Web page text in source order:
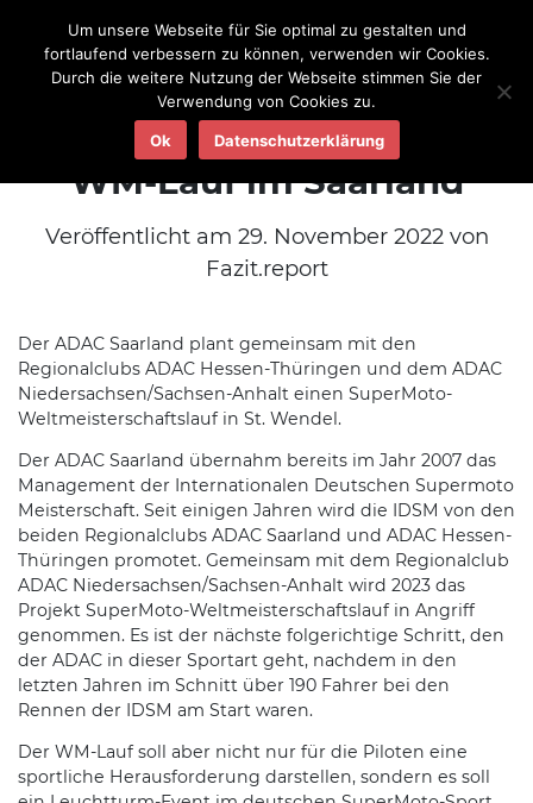
Große Pläne für SuperMoto
WM-Lauf im Saarland
Veröffentlicht am 29. November 2022 von
Fazit.report
Der ADAC Saarland plant gemeinsam mit den
Regionalclubs ADAC Hessen-Thüringen und dem ADAC
Niedersachsen/Sachsen-Anhalt einen SuperMoto-
Weltmeisterschaftslauf in St. Wendel.
Der ADAC Saarland übernahm bereits im Jahr 2007 das
Management der Internationalen Deutschen Supermoto
Meisterschaft. Seit einigen Jahren wird die IDSM von den
beiden Regionalclubs ADAC Saarland und ADAC Hessen-
Thüringen promotet. Gemeinsam mit dem Regionalclub
ADAC Niedersachsen/Sachsen-Anhalt wird 2023 das
Projekt SuperMoto-Weltmeisterschaftslauf in Angriff
genommen. Es ist der nächste folgerichtige Schritt, den
der ADAC in dieser Sportart geht, nachdem in den
letzten Jahren im Schnitt über 190 Fahrer bei den
Rennen der IDSM am Start waren.
Der WM-Lauf soll aber nicht nur für die Piloten eine
sportliche Herausforderung darstellen, sondern es soll
Um unsere Webseite für Sie optimal zu gestalten und
fortlaufend verbessern zu können, verwenden wir Cookies.
Durch die weitere Nutzung der Webseite stimmen Sie der
Verwendung von Cookies zu.
Ok Datenschutzerklärung